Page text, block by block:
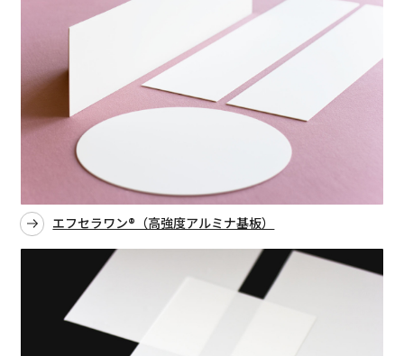
エフセラワン®（高強度アルミナ基板）